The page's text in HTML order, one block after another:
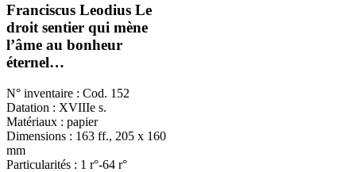
Franciscus Leodius Le
droit sentier qui mène
l’âme au bonheur
éternel…
N° inventaire : Cod. 152
Datation : XVIIIe s.
Matériaux : papier
Dimensions : 163 ff., 205 x 160
mm
Particularités : 1 r°-64 r°